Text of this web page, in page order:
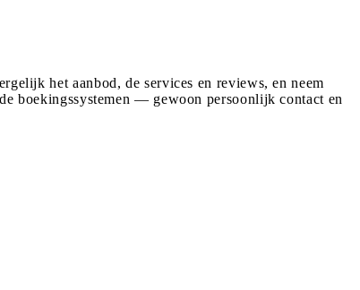
het aanbod, de services en reviews, en neem
boekingssystemen — gewoon persoonlijk contact en